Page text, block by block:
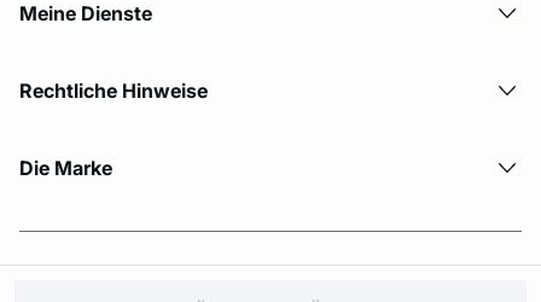
Meine Dienste
Rechtliche Hinweise
Die Marke